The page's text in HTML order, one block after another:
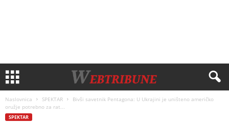
Naslovnica SPEKTAR
Bivši savetnik Pentagona: U Ukrajini je uništeno američko
oružje potrebno za rat...
SPEKTAR